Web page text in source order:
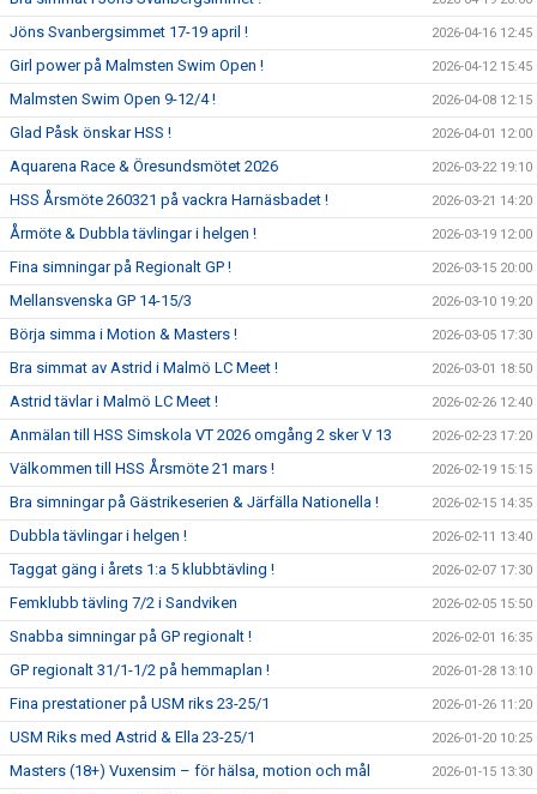
Jöns Svanbergsimmet 17-19 april ! 2026-04-16 12:45
Girl power på Malmsten Swim Open ! 2026-04-12 15:45
Malmsten Swim Open 9-12/4 ! 2026-04-08 12:15
Glad Påsk önskar HSS ! 2026-04-01 12:00
Aquarena Race & Öresundsmötet 2026 2026-03-22 19:10
HSS Årsmöte 260321 på vackra Harnäsbadet ! 2026-03-21 14:20
Årmöte & Dubbla tävlingar i helgen ! 2026-03-19 12:00
Fina simningar på Regionalt GP ! 2026-03-15 20:00
Mellansvenska GP 14-15/3 2026-03-10 19:20
Börja simma i Motion & Masters ! 2026-03-05 17:30
Bra simmat av Astrid i Malmö LC Meet ! 2026-03-01 18:50
Astrid tävlar i Malmö LC Meet ! 2026-02-26 12:40
Anmälan till HSS Simskola VT 2026 omgång 2 sker V 13 2026-02-23 17:20
Välkommen till HSS Årsmöte 21 mars ! 2026-02-19 15:15
Bra simningar på Gästrikeserien & Järfälla Nationella ! 2026-02-15 14:35
Dubbla tävlingar i helgen ! 2026-02-11 13:40
Taggat gäng i årets 1:a 5 klubbtävling ! 2026-02-07 17:30
Femklubb tävling 7/2 i Sandviken 2026-02-05 15:50
Snabba simningar på GP regionalt ! 2026-02-01 16:35
GP regionalt 31/1-1/2 på hemmaplan ! 2026-01-28 13:10
Fina prestationer på USM riks 23-25/1 2026-01-26 11:20
USM Riks med Astrid & Ella 23-25/1 2026-01-20 10:25
Masters (18+) Vuxensim – för hälsa, motion och mål 2026-01-15 13:30